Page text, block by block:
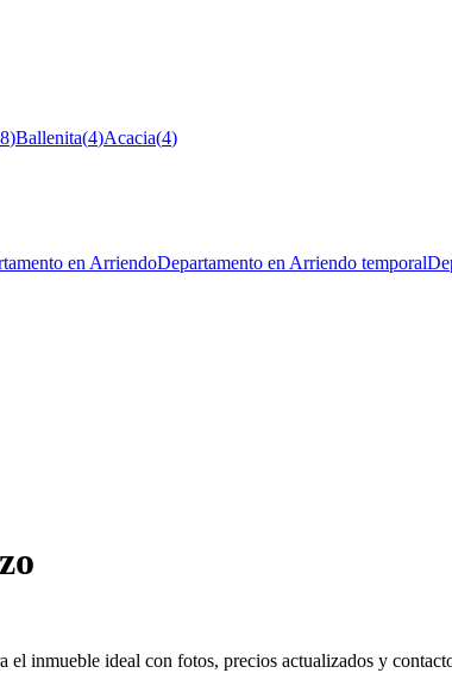
8)Ballenita(4)Acacia(4)
en ArriendoDepartamento en Arriendo temporal
inmueble ideal con fotos, precios actualizados y